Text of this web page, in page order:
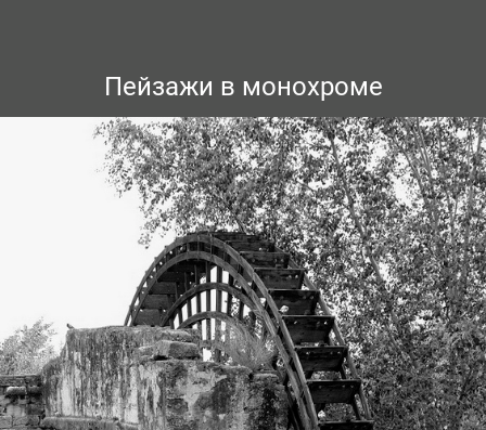
Пейзажи в монохроме